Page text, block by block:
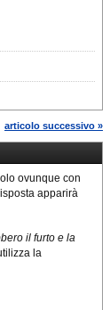
articolo successivo »
ovunque con
apparirà
il furto e la
utilizza la